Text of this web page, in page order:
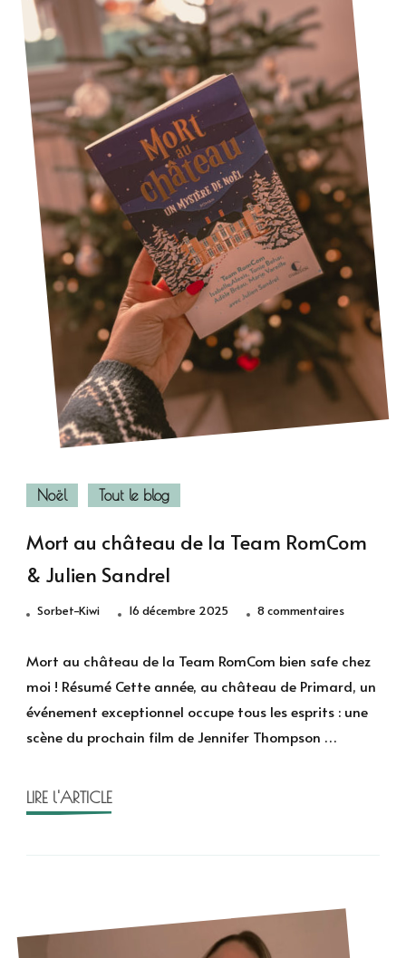
Noël Tout le blog
Mort au château de la Team RomCom
& Julien Sandrel
Sorbet-Kiwi 16 décembre 2025 8 commentairessur
au
de
la
Mort au château de la Team RomCom bien safe chez
moi ! Résumé Cette année, au château de Primard, un
événement exceptionnel occupe tous les esprits : une
scène du prochain film de Jennifer Thompson …
LIRE l'ARTICLE